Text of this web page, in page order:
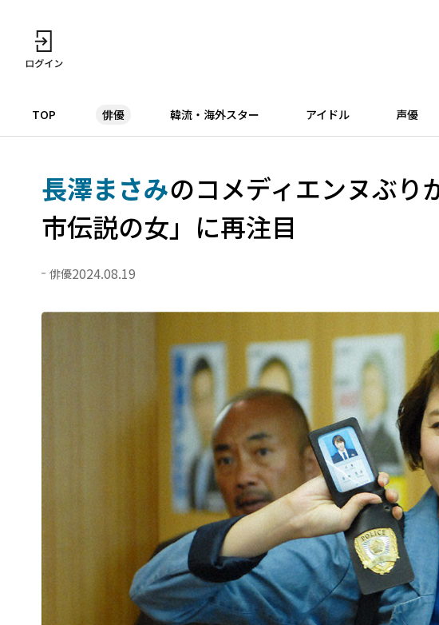
TOP 俳優 韓流・海外スター アイドル 声優
長澤まさみのコメディエンヌぶり
市伝説の女」に再注目
俳優2024.08.19